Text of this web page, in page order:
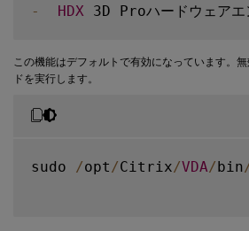
- HDX 3D Proハードウェアエ
この機能はデフォルトで有効になっています。
ドを実行します。
sudo /opt /Citrix/VDA/bin